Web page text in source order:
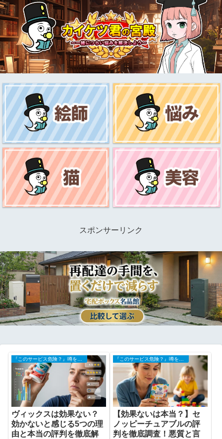
スポンサーリンク
ヴィックスは効果ない？
効かないと感じる5つの理
由と本当の評判を徹底解
【効果ないは本当？】セ
ノッピーチュアブルの評
判を徹底調査！悪質と言